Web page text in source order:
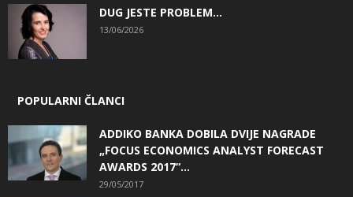
DUG JESTE PROBLEM…
13/06/2026
POPULARNI ČLANCI
ADDIKO BANKA DOBILA DVIJE NAGRADE
„FOCUS ECONOMICS ANALYST FORECAST
AWARDS 2017“...
29/05/2017